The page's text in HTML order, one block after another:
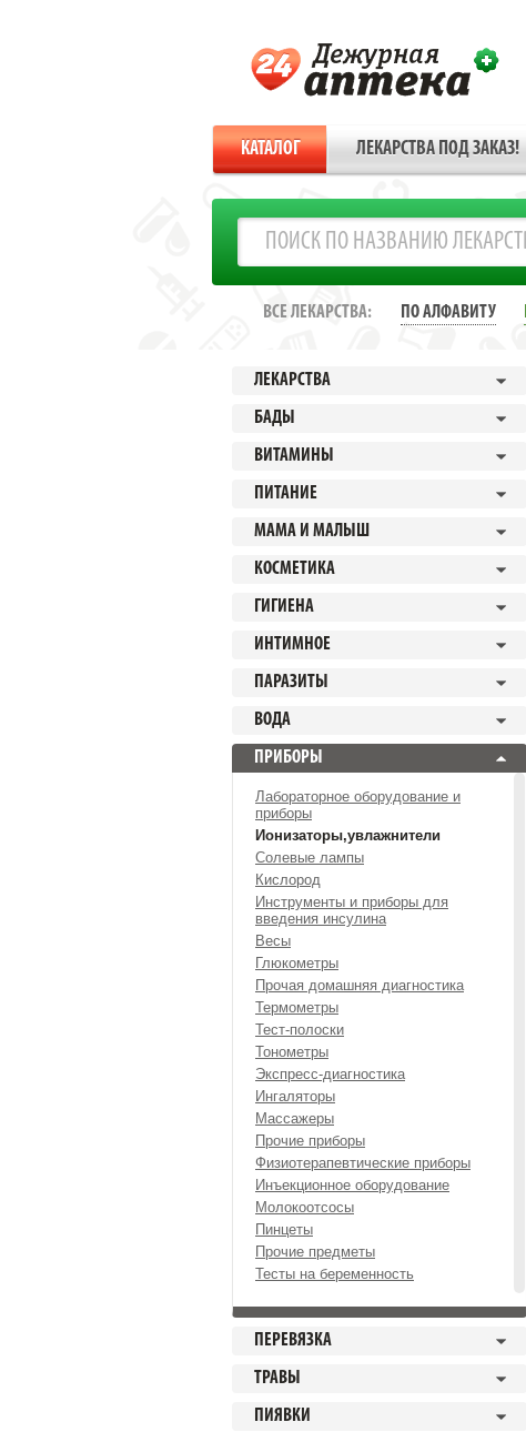
КАТАЛОГ ЛЕКАРСТВА ПОД ЗАКАЗ!
ВСЕ ЛЕКАРСТВА: ПО АЛФАВИТУ
ЛЕКАРСТВА
БАДЫ
ВИТАМИНЫ
ПИТАНИЕ
МАМА И МАЛЫШ
КОСМЕТИКА
ГИГИЕНА
ИНТИМНОЕ
ПАРАЗИТЫ
ВОДА
ПРИБОРЫ
Лабораторное оборудование и
приборы
Ионизаторы,увлажнители
Солевые лампы
Кислород
Инструменты и приборы для
введения инсулина
Весы
Глюкометры
Прочая домашняя диагностика
Термометры
Тест-полоски
Тонометры
Экспресс-диагностика
Ингаляторы
Массажеры
Прочие приборы
Физиотерапевтические приборы
Инъекционное оборудование
Молокоотсосы
Пинцеты
Прочие предметы
Тесты на беременность
ПЕРЕВЯЗКА
ТРАВЫ
ПИЯВКИ